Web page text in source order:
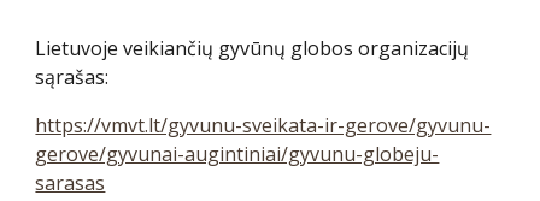
Lietuvoje veikiančių gyvūnų globos organizacijų
sąrašas:
https://vmvt.lt/gyvunu-sveikata-ir-gerove/gyvunu-
gerove/gyvunai-augintiniai/gyvunu-globeju-
sarasas